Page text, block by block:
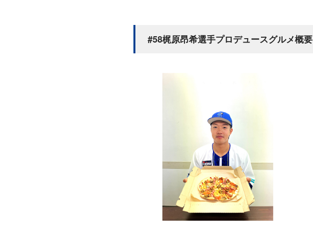
#58梶原昂希選手プロデュースグルメ概要